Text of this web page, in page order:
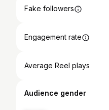
Fake followers
Engagement rate
Average Reel plays
Audience gender